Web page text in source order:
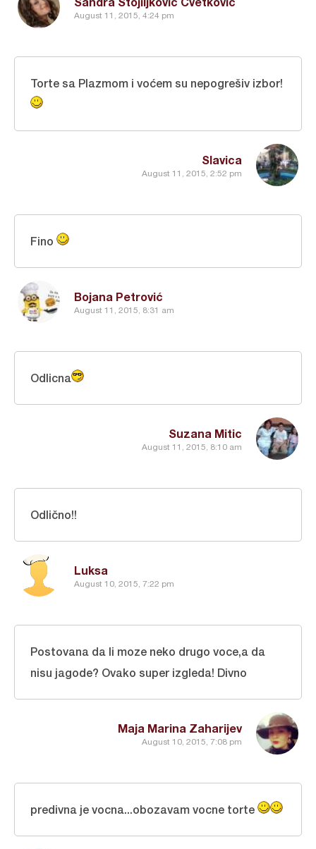
August 11, 2015, 4:24 pm
Slavica
August 11, 2015, 2:52 pm
Torte sa Plazmom i voćem su nepogrešiv izbor!
Bojana Petrović
August 11, 2015, 8:31 am
Fino
Suzana Mitic
August 11, 2015, 8:10 am
Odlicna
Luksa
August 10, 2015, 7:22 pm
Odlično!!
Maja Marina Zaharijev
August 10, 2015, 7:08 pm
Postovana da li moze neko drugo voce,a da
nisu jagode? Ovako super izgleda! Divno
predivna je vocna...obozavam vocne torte